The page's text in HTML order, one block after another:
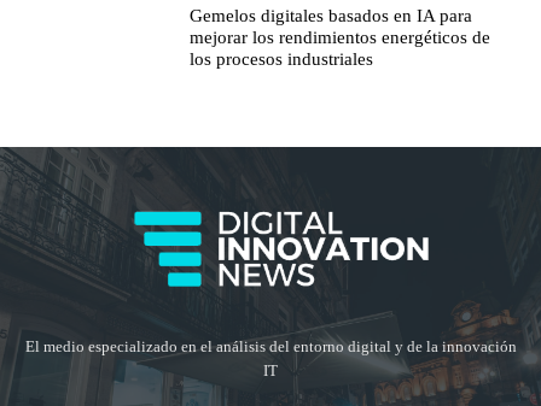
Gemelos digitales basados en IA para
mejorar los rendimientos energéticos de
los procesos industriales
El medio especializado en el análisis del entorno digital y de la innovación
IT